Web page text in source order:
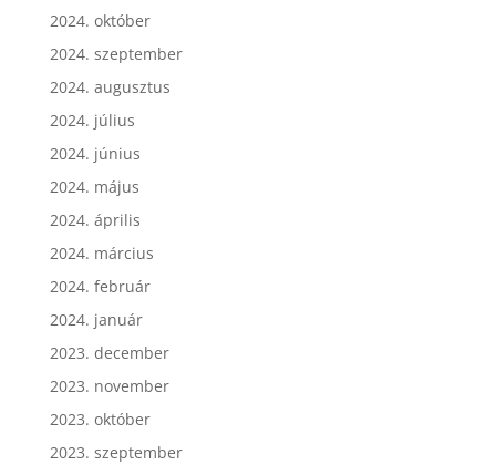
2024. október
2024. szeptember
2024. augusztus
2024. július
2024. június
2024. május
2024. április
2024. március
2024. február
2024. január
2023. december
2023. november
2023. október
2023. szeptember